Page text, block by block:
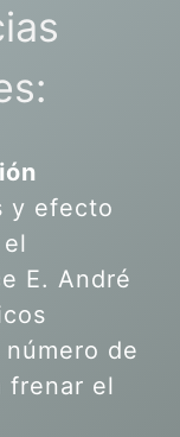
y efecto
E. André
de
frenar el